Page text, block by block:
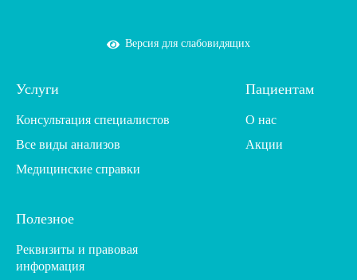
Версия для слабовидящих
Услуги
Консультация специалистов
Все виды анализов
Медицинские справки
Пациентам
О нас
Акции
Полезное
Реквизиты и правовая
информация